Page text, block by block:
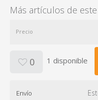
Más artículos de
Precio
0 1 disponible
Envío